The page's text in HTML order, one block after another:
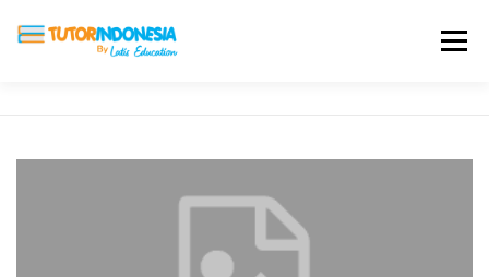
Menu
TESTIMONI PROFIL ALUMNI